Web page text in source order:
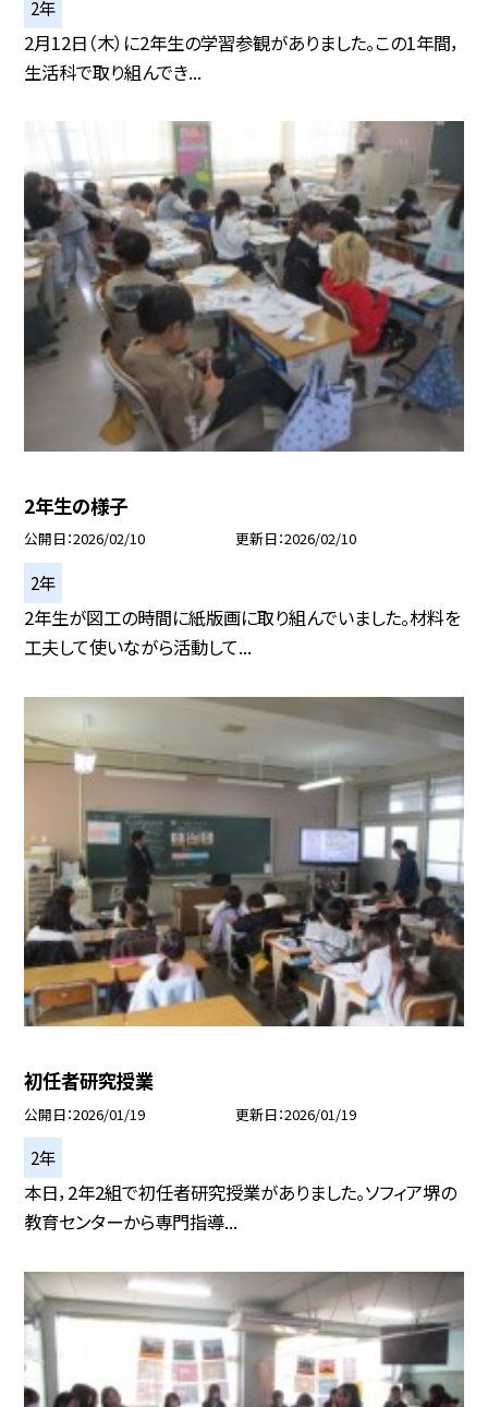
2年
2月12日（木）に2年生の学習参観がありました。この1年間，
生活科で取り組んでき...
2年生の様子
公開日 2026/02/10 更新日 2026/02/10
2年
2年生が図工の時間に紙版画に取り組んでいました。材料を
工夫して使いながら活動して...
初任者研究授業
公開日 2026/01/19 更新日 2026/01/19
2年
本日，2年2組で初任者研究授業がありました。ソフィア堺の
教育センターから専門指導...